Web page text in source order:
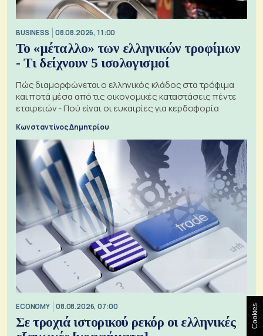
BUSINESS 08.08.2026, 11:00
Το «μέταλλο» των ελληνικών τροφίμων
- Τι δείχνουν 5 ισολογισμοί
Πώς διαμορφώνεται ο ελληνικός κλάδος στα τρόφιμα
και ποτά μέσα από τις οικονομικές καταστάσεις πέντε
εταιρειών - Πού είναι οι ευκαιρίες για κερδοφορία
Κωνσταντίνος Δημητρίου
ECONOMY 08.08.2026, 07:00
Σε τροχιά ιστορικού ρεκόρ οι ελληνικές
Cookies